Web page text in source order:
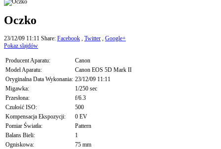
Oczko
23/12/09 11:11 Share: Facebook , Twitter , Google+
Pokaz slajdów
Producent Aparatu:
Canon
Model Aparatu:
Canon EOS 5D Mark II
Oryginalna Data Wykonania: 23/12/09 11:11
Migawka:
1/250 sec
Przesłona:
f/6.3
Czułość ISO:
500
Kompensacja Ekspozycji:
0 EV
Pomiar Światła:
Pattern
Balans Bieli:
1
Ogniskowa:
75 mm